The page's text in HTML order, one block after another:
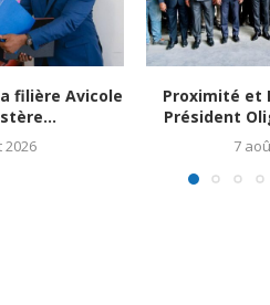
filière Avicole
2026
Proximité et
Président
7